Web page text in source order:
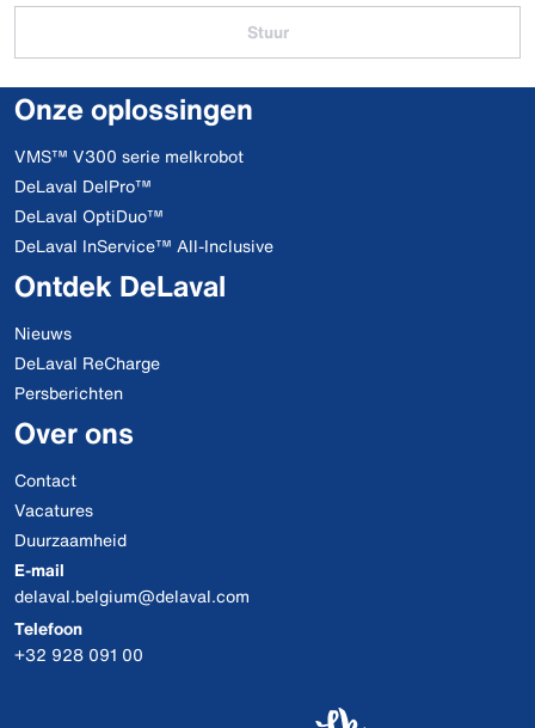
Stuur
Onze oplossingen
VMS™ V300 serie melkrobot
DeLaval DelPro™
DeLaval OptiDuo™
DeLaval InService™ All-Inclusive
Ontdek DeLaval
Nieuws
DeLaval ReCharge
Persberichten
Over ons
Contact
Vacatures
Duurzaamheid
E-mail
delaval.belgium@delaval.com
Telefoon
+32 928 091 00